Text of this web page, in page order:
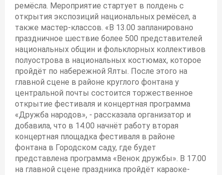
ремёсла. Мероприятие стартует в полдень с
открытия экспозиций национальных ремёсел, а
также мастер-классов. «В 13.00 запланировано
праздничное шествие более 500 представителей
национальных общин и фольклорных коллективов
полуострова в национальных костюмах, которое
пройдёт по набережной Ялты. После этого на
главной сцене в районе круглого фонтана у
центральной почты состоится торжественное
открытие фестиваля и концертная программа
«Дружба народов», - рассказала организатор и
добавила, что в 14.00 начнёт работу вторая
концертная площадка фестиваля в районе
фонтана в Городском саду, где будет
представлена программа «Венок дружбы». В 17.00
на главной сцене праздника пройдёт караоке-